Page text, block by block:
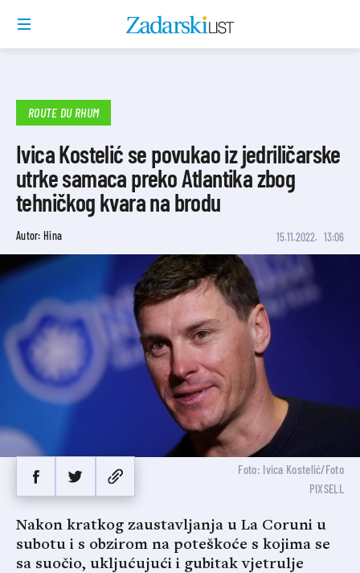
ROUTE DU RHUM
Ivica Kostelić se povukao iz jedriličarske
utrke samaca preko Atlantika zbog
tehničkog kvara na brodu
Autor: Hina 15.11.2022. 13:06
Foto: Ivica Kostelić/Foto
PIXSELL
Nakon kratkog zaustavljanja u La Coruni u
subotu i s obzirom na poteškoće s kojima se
sa suočio, ukljućujući i gubitak vjetrulje